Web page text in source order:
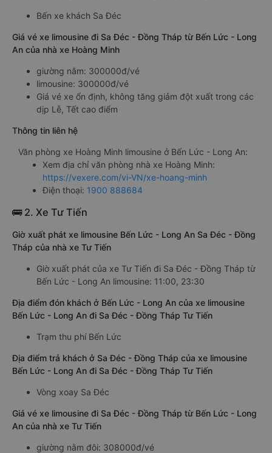
Bến xe khách Sa Đéc
Giá vé xe limousine đi Sa Đéc - Đồng Tháp từ Bến Lức - Long
An của nhà xe Hoàng Minh
giường nằm: 300000đ/vé
limousine: 300000đ/vé
Giá vé xe ổn định, không tăng giảm đột xuất trong các
dịp Lễ, Tết cao điểm
Thông tin liên hệ
Văn phòng xe Hoàng Minh limousine ở Bến Lức - Long An:
Xem địa chỉ văn phòng nhà xe Hoàng Minh:
https://vexere.com/vi-VN/xe-hoang-minh
Điện thoại: 1900 888684
🚌 2. Xe Tư Tiến
Giờ xuất phát xe limousine Bến Lức - Long An Sa Đéc - Đồng
Tháp của nhà xe Tư Tiến
Giờ xuất phát của xe Tư Tiến đi Sa Đéc - Đồng Tháp từ
Bến Lức - Long An limousine: 11:00, 23:30
Địa điểm đón khách ở Bến Lức - Long An của xe limousine
Bến Lức - Long An đi Sa Đéc - Đồng Tháp Tư Tiến
Trạm thu phí Bến Lức
Địa điểm trả khách ở Sa Đéc - Đồng Tháp của xe limousine
Bến Lức - Long An đi Sa Đéc - Đồng Tháp Tư Tiến
Vòng xoay Sa Đéc
Giá vé xe limousine đi Sa Đéc - Đồng Tháp từ Bến Lức - Long
An của nhà xe Tư Tiến
giường nằm đôi: 308000đ/vé